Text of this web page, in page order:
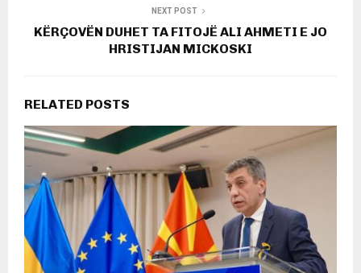
NEXT POST
KËRÇOVËN DUHET TA FITOJË ALI AHMETI E JO
HRISTIJAN MICKOSKI
RELATED POSTS